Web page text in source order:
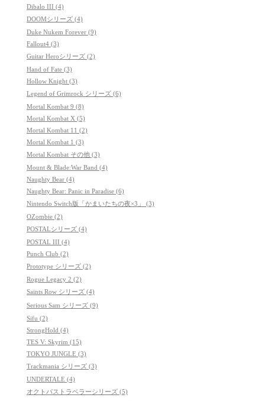
Dibalo III (4)
DOOMシリーズ (4)
Duke Nukem Forever (9)
Fallout4 (3)
Guitar Heroシリーズ (2)
Hand of Fate (3)
Hollow Knight (3)
Legend of Grimrock シリーズ (6)
Mortal Kombat 9 (8)
Mortal Kombat X (5)
Mortal Kombat 11 (2)
Mortal Kombat 1 (3)
Mortal Kombat その他 (3)
Mount & Blade:War Band (4)
Naughty Bear (4)
Naughty Bear: Panic in Paradise (6)
Nintendo Switch版「かまいたちの夜×3」 (3)
OZombie (2)
POSTALシリーズ (4)
POSTAL III (4)
Punch Club (2)
Prototype シリーズ (2)
Rogue Legacy 2 (2)
Saints Row シリーズ (4)
Serious Sam シリーズ (9)
Sifu (2)
StrongHold (4)
TES V: Skyrim (15)
TOKYO JUNGLE (3)
Trackmania シリーズ (3)
UNDERTALE (4)
オクトパストラベラーシリーズ (5)